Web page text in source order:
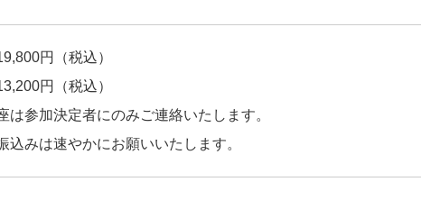
円（税込）
円（税込）
は参加決定者にのみご連絡いたします。
込みは速やかにお願いいたします。